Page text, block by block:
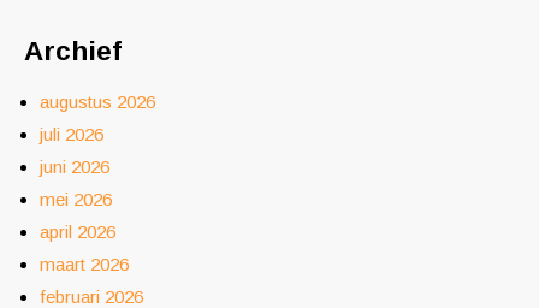
Archief
augustus 2026
juli 2026
juni 2026
mei 2026
april 2026
maart 2026
februari 2026